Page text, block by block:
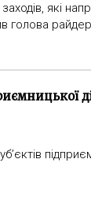
які
голова